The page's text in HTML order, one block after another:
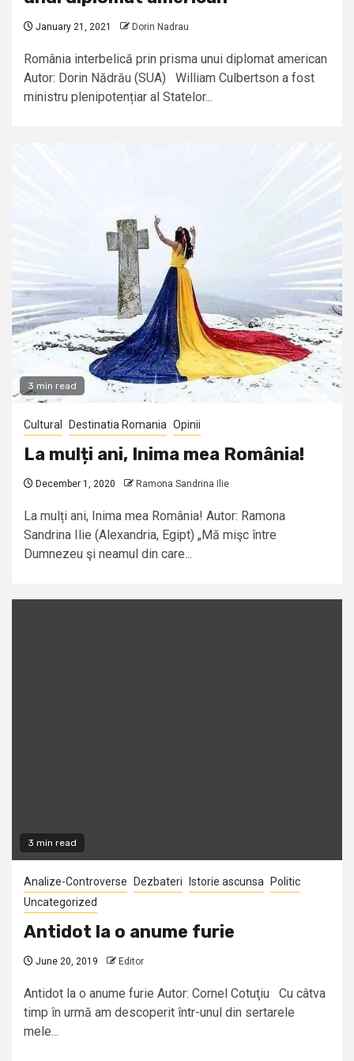
January 21, 2021 Dorin Nadrau
România interbelică prin prisma unui diplomat american
Autor: Dorin Nădrău (SUA) William Culbertson a fost
ministru plenipotențiar al Statelor...
3 min read
Cultural Destinatia Romania Opinii
La mulți ani, Inima mea România!
December 1, 2020 Ramona Sandrina Ilie
La mulți ani, Inima mea România! Autor: Ramona
Sandrina Ilie (Alexandria, Egipt) „Mă mişc între
Dumnezeu şi neamul din care...
3 min read
Analize-Controverse Dezbateri Istorie ascunsa
Politic
Uncategorized
Antidot la o anume furie
June 20, 2019 Editor
Antidot la o anume furie Autor: Cornel Cotuţiu Cu câtva
timp în urmă am descoperit într-unul din sertarele
mele...